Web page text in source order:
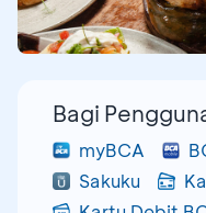
Bagi
myBCA
Sakuku